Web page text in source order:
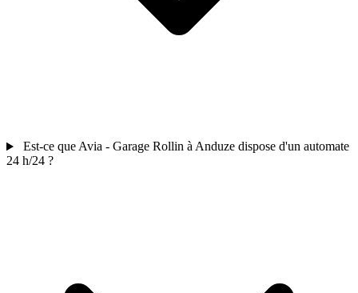
Est-ce que Avia - Garage Rollin à Anduze dispose d'un automate
24 h/24 ?